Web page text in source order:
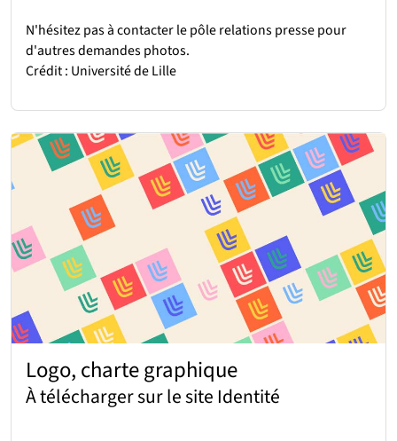
N'hésitez pas à contacter le pôle relations presse pour
d'autres demandes photos.
Crédit : Université de Lille
Logo, charte graphique
À télécharger sur le site Identité